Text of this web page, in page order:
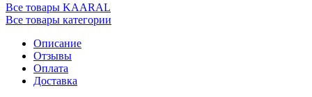
Все товары KAARAL
Все товары категории
Описание
Отзывы
Оплата
Доставка